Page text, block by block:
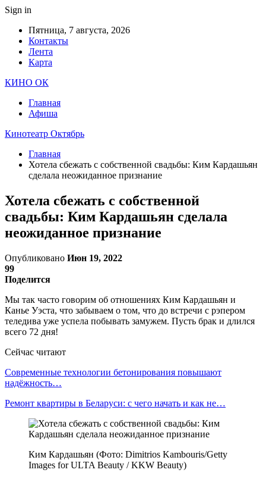
Sign in
Пятница, 7 августа, 2026
Контакты
Лента
Карта
КИНО ОК
Главная
Афиша
Кинотеатр Октябрь
Главная
Хотела сбежать с собственной свадьбы: Ким Кардашьян
сделала неожиданное признание
Хотела сбежать с собственной
свадьбы: Ким Кардашьян сделала
неожиданное признание
Опубликовано Июн 19, 2022
99
Поделится
Мы так часто говорим об отношениях Ким Кардашьян и
Канье Уэста, что забываем о том, что до встречи с рэпером
теледива уже успела побывать замужем. Пусть брак и длился
всего 72 дня!
Сейчас читают
Современные технологии бетонирования повышают
надёжность…
Ремонт квартиры в Беларуси: с чего начать и как не…
Ким Кардашьян (Фото: Dimitrios Kambouris/Getty
Images for ULTA Beauty / KKW Beauty)